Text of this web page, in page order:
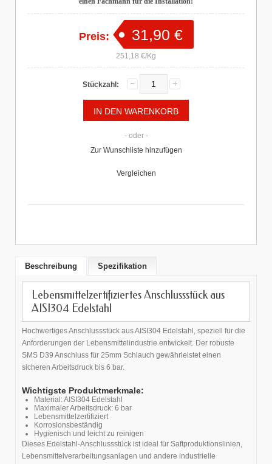
Preis: 31,90 €
251,18 €/Kg
Stückzahl:
- oder -
Zur Wunschliste hinzufügen
Vergleichen
Beschreibung Spezifikation
Lebensmittelzertifiziertes Anschlussstück aus
AISI304 Edelstahl
Hochwertiges Anschlussstück aus AISI304 Edelstahl, speziell für die
Anforderungen der Lebensmittelindustrie entwickelt. Der robuste
SMS D39 Anschluss für 25mm Schlauch gewährleistet einen
sicheren Arbeitsdruck bis 6 bar.
Wichtigste Produktmerkmale:
Material: AISI304 Edelstahl
Maximaler Arbeitsdruck: 6 bar
Lebensmittelzertifiziert
Korrosionsbeständig
Hygienisch und leicht zu reinigen
Dieses Edelstahl-Anschlussstück ist ideal für Saftproduktionslinien,
Lebensmittelverarbeitungsanlagen und andere industrielle